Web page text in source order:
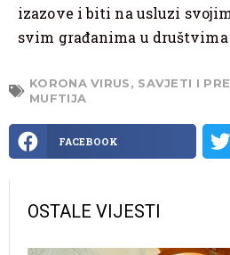
izazove i biti na usluzi
svim građanima u društvima
KORONA VIRUS, SAVJETI I
MUFTIJA
FACEBOOK
OSTALE VIJESTI